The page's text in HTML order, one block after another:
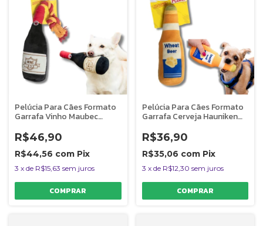
Pelúcia Para Cães Formato
Garrafa Vinho Maubec
R$46,90
R$44,56 com Pix
3 x de R$15,63 sem juros
Pelúcia Para Cães Formato
Garrafa Cerveja Hauniken
R$36,90
R$35,06 com Pix
3 x de R$12,30 sem juros